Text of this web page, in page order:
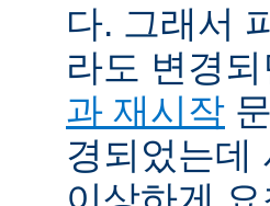
다. 그래서
라도 변경
과 재시작
경되었는데